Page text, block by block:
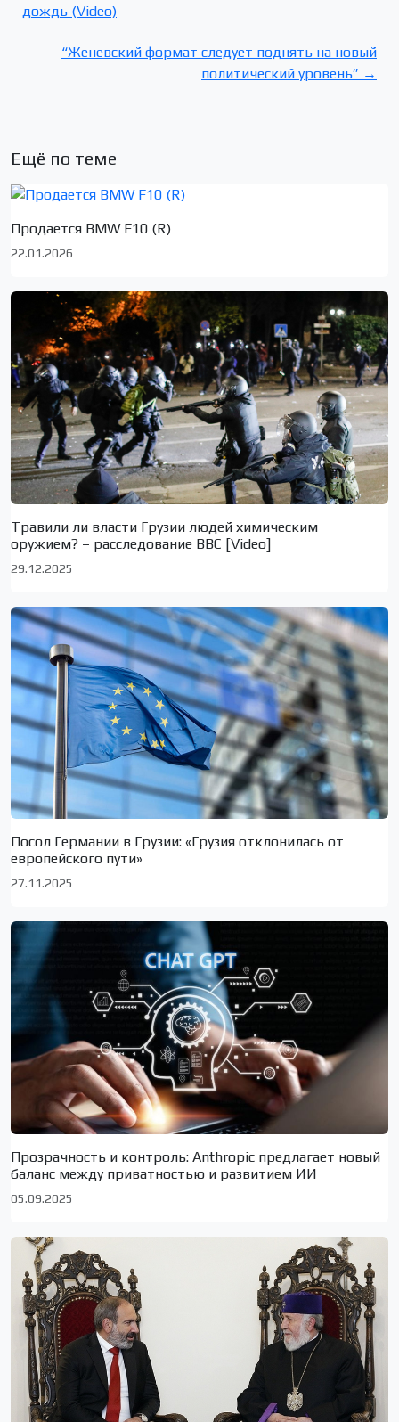
дождь (Video)
“Женевский формат следует поднять на новый
политический уровень” →
Ещё по теме
Продается BMW F10 (R)
22.01.2026
Травили ли власти Грузии людей химическим
оружием? – расследование BBC [Video]
29.12.2025
Посол Германии в Грузии: «Грузия отклонилась от
европейского пути»
27.11.2025
Прозрачность и контроль: Anthropic предлагает новый
баланс между приватностью и развитием ИИ
05.09.2025